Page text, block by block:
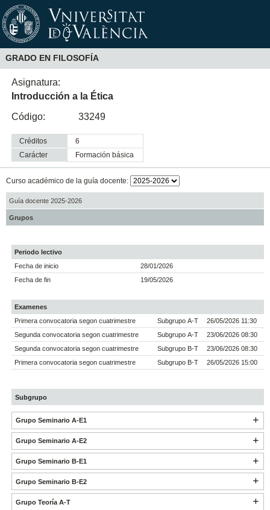
GRADO EN FILOSOFÍA
Asignatura:
Introducción a la Ética
Código:
33249
Créditos
6
Carácter
formación básica
Curso académico de la guía docente:
Guía docente 2025-2026
Grupos
Periodo lectivo
Fecha de inicio
28/01/2026
Fecha de fin
19/05/2026
Examenes
Primera convocatoria segon cuatrimestre
Subgrupo A-T
26/05/2026 11:30
Segunda convocatoria segon cuatrimestre
Subgrupo A-T
23/06/2026 08:30
Segunda convocatoria segon cuatrimestre
Subgrupo B-T
23/06/2026 08:30
Primera convocatoria segon cuatrimestre
Subgrupo B-T 26/05/2026 15:00
Subgrupo
Grupo Seminario A-E1
Grupo Seminario A-E2
Grupo Seminario B-E1
Grupo Seminario B-E2
Grupo Teoría A-T